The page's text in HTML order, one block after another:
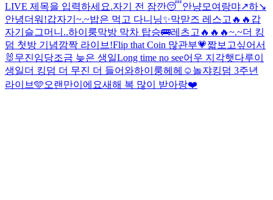
LIVE 제목을 입력하세요.자기 전 잠깐😴안냥모여랑먀↗️하↘️
안녕더워!갑자기~.~밥은 먹고 다니닝✨막맏즈 레스고🔥🔥 갑
자기 슬그머니..하이룽막방 막차 탑승🚌레츠고🔥🔥🔥~.~더 킹
덤 첫방 기념깜짝 라이브!Flip that Coin 많관부💗짧보고싶어서
🐰 무진임당조금 늦은 생일Long time no see어우 지각햇다루이
생일더 킹덤 더 무진 더 들어와하이룽헤헤☺️ 놀쟈킹덤 3주년
라이브🩵오랜만이에요새해 복 많이 받아랑❤️